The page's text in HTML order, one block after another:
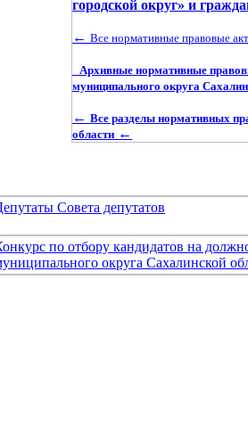
городской округ» и
← Все нормативные правовые
Архивные нормативные
муниципального округа
← Все разделы нормативных
области ←
Совета депутатов
по отбору кандидатов на
округа Сахалинской